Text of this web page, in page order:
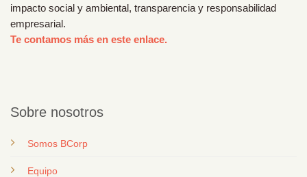
impacto social y ambiental, transparencia y responsabilidad
empresarial.
Te contamos más en este enlace.
Sobre nosotros
Somos BCorp
Equipo